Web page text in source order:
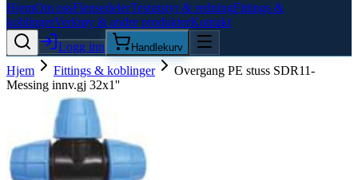
HjemOm ossFlensedelerTestutstyr & redningFittings &
koblingerVerktøy & andre produkterKontakt
Logg inn
Handlekurv
Hjem Fittings & koblinger
Overgang PE stuss SDR11-
Messing innv.gj 32x1''